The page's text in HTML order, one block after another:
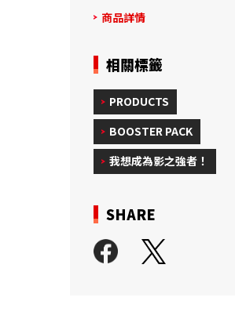
商品詳情
相關標籤
PRODUCTS
BOOSTER PACK
我想成為影之強者！
SHARE